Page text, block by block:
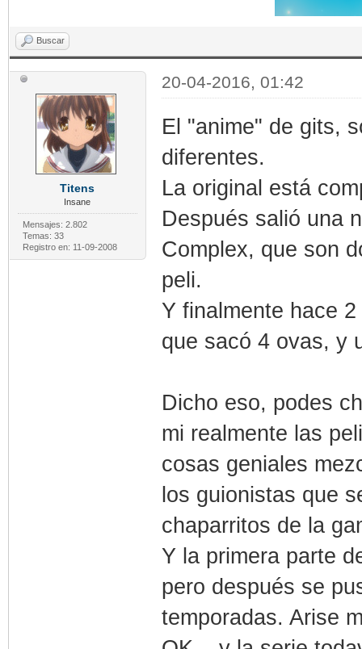
Buscar
Titens
Insane
Mensajes: 2.802
Temas: 33
Registro en: 11-09-2008
20-04-2016, 01:42
El "anime" de gits,
diferentes.
La original está
Después salió una
Complex, que son
peli.
Y finalmente hace
que sacó 4 ovas, y
Dicho eso, podes
mi realmente las
cosas geniales
los guionistas que
chaparritos de la
Y la primera parte
pero después se
temporadas. Arise